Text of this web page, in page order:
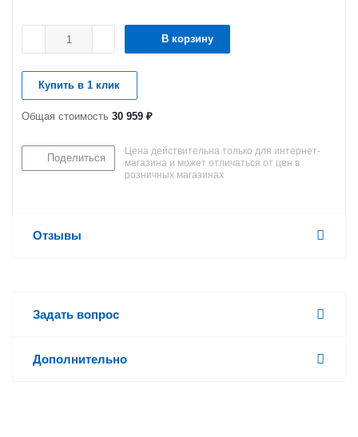
В корзину
Купить в 1 клик
Общая стоимость 30 959 ₽
Поделиться
Цена действительна только для интернет-
магазина и может отличаться от цен в
розничных магазинах
Отзывы
Задать вопрос
Дополнительно